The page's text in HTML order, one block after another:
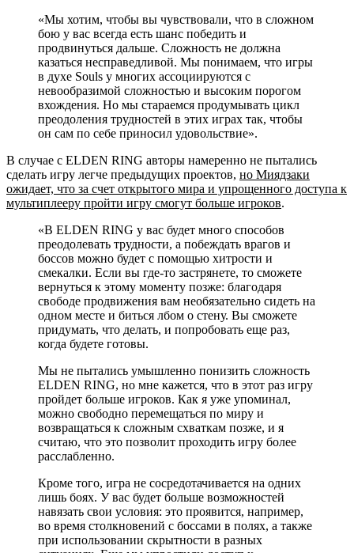
«Мы хотим, чтобы вы чувствовали, что в сложном
бою у вас всегда есть шанс победить и
продвинуться дальше. Сложность не должна
казаться несправедливой. Мы понимаем, что игры
в духе Souls у многих ассоциируются с
невообразимой сложностью и высоким порогом
вхождения. Но мы стараемся продумывать цикл
преодоления трудностей в этих играх так, чтобы
он сам по себе приносил удовольствие».
В случае с ELDEN RING авторы намеренно не пытались
сделать игру легче предыдущих проектов, но Миядзаки
ожидает, что за счет открытого мира и упрощенного доступа к
мультиплееру пройти игру смогут больше игроков.
«В ELDEN RING у вас будет много способов
преодолевать трудности, а побеждать врагов и
боссов можно будет с помощью хитрости и
смекалки. Если вы где-то застрянете, то сможете
вернуться к этому моменту позже: благодаря
свободе продвижения вам необязательно сидеть на
одном месте и биться лбом о стену. Вы сможете
придумать, что делать, и попробовать еще раз,
когда будете готовы.
Мы не пытались умышленно понизить сложность
ELDEN RING, но мне кажется, что в этот раз игру
пройдет больше игроков. Как я уже упоминал,
можно свободно перемещаться по миру и
возвращаться к сложным схваткам позже, и я
считаю, что это позволит проходить игру более
расслабленно.
Кроме того, игра не сосредотачивается на одних
лишь боях. У вас будет больше возможностей
навязать свои условия: это проявится, например,
во время столкновений с боссами в полях, а также
при использовании скрытности в разных